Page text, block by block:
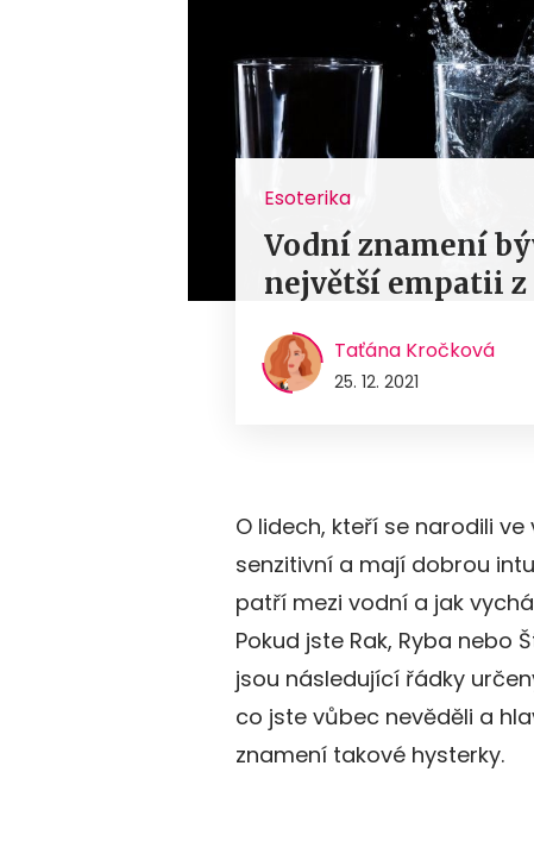
Esoterika
Vodní znamení
největší empatii
Taťána Kročková
25. 12. 2021
O lidech, kteří se narodili
senzitivní a mají dobrou
patří mezi vodní a jak
Pokud jste Rak, Ryba nebo
jsou následující řádky
co jste vůbec nevěděli a
znamení takové hysterky.